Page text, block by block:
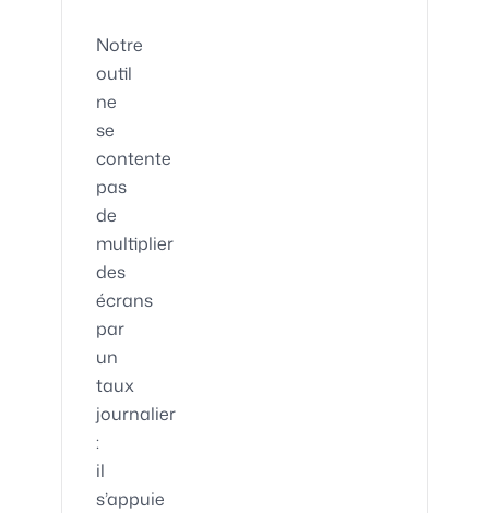
Notre
outil
ne
se
contente
pas
de
multiplier
des
écrans
par
un
taux
journalier
:
il
s’appuie